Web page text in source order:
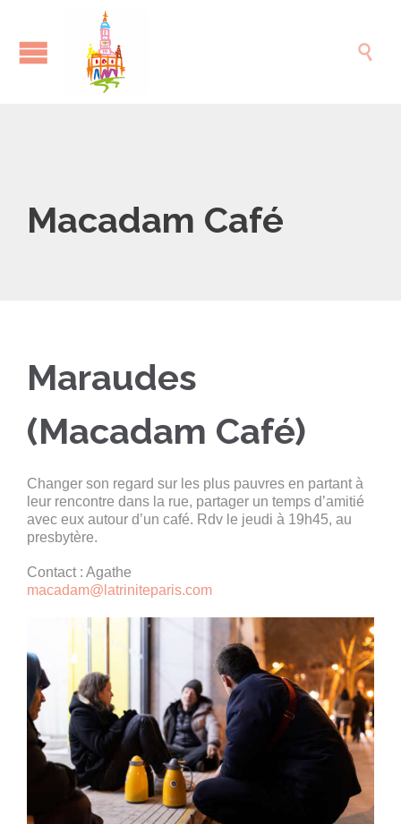

Macadam Café
Maraudes
(Macadam Café)
Changer son regard sur les plus pauvres en partant à
leur rencontre dans la rue, partager un temps d’amitié
avec eux autour d’un café. Rdv le jeudi à 19h45, au
presbytère.
Contact : Agathe
macadam@latriniteparis.com